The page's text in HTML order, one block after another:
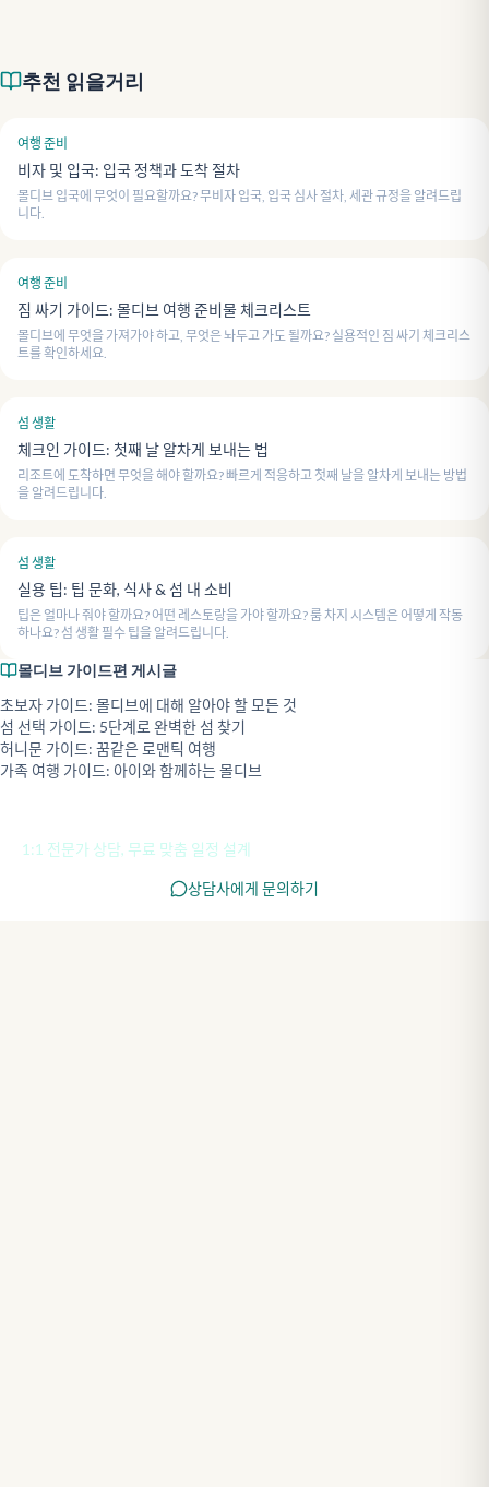
추천 읽을거리
여행 준비
비자 및 입국: 입국 정책과 도착 절차
몰디브 입국에 무엇이 필요할까요? 무비자 입국, 입국 심사 절차, 세관 규정을 알려드립
니다.
여행 준비
짐 싸기 가이드: 몰디브 여행 준비물 체크리스트
몰디브에 무엇을 가져가야 하고, 무엇은 놔두고 가도 될까요? 실용적인 짐 싸기 체크리스
트를 확인하세요.
섬 생활
체크인 가이드: 첫째 날 알차게 보내는 법
리조트에 도착하면 무엇을 해야 할까요? 빠르게 적응하고 첫째 날을 알차게 보내는 방법
을 알려드립니다.
섬 생활
실용 팁: 팁 문화, 식사 & 섬 내 소비
팁은 얼마나 줘야 할까요? 어떤 레스토랑을 가야 할까요? 룸 차지 시스템은 어떻게 작동
하나요? 섬 생활 필수 팁을 알려드립니다.
몰디브 가이드편 게시글
초보자 가이드: 몰디브에 대해 알아야 할 모든 것
섬 선택 가이드: 5단계로 완벽한 섬 찾기
허니문 가이드: 꿈같은 로맨틱 여행
가족 여행 가이드: 아이와 함께하는 몰디브
1:1 전문가 상담, 무료 맞춤 일정 설계
상담사에게 문의하기